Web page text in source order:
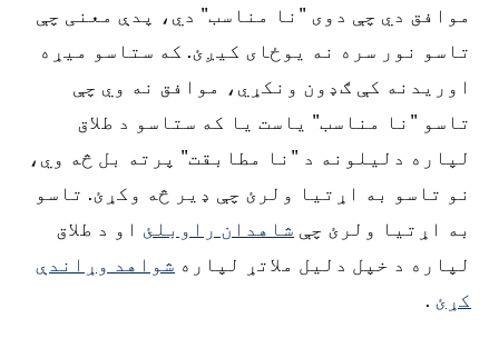
موافق دي چې دوی "نا مناسب" دي، پدې معنی چې
تاسو نور سره نه یوځای کیږئ. که ستاسو میړه
اوریدنه کې ګډون ونکړي، موافق نه وي چې
تاسو "نا مناسب" یاست یا که ستاسو د طلاق
لپاره دلیلونه د "نا مطابقت" پرته بل څه وي،
نو تاسو به اړتیا ولرئ چې ډیر څه وکړئ. تاسو
به اړتیا ولرئ چې شاهدان راوبلئ او د طلاق
لپاره د خپل دلیل ملاتړ لپاره شواهد وړاندې
کړئ .